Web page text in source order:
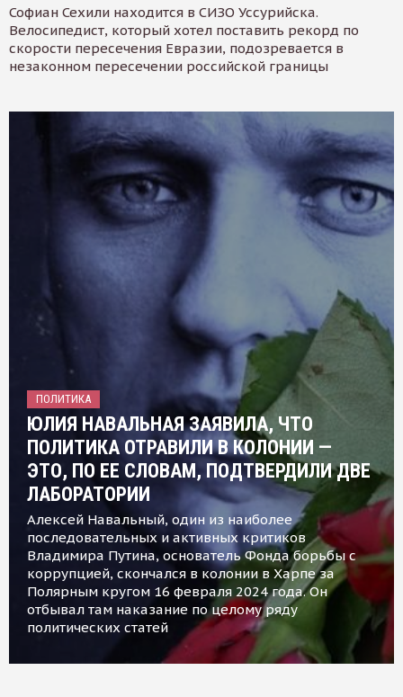
Софиан Сехили находится в СИЗО Уссурийска.
Велосипедист, который хотел поставить рекорд по
скорости пересечения Евразии, подозревается в
незаконном пересечении российской границы
ПОЛИТИКА
ЮЛИЯ НАВАЛЬНАЯ ЗАЯВИЛА, ЧТО
ПОЛИТИКА ОТРАВИЛИ В КОЛОНИИ —
ЭТО, ПО ЕЕ СЛОВАМ, ПОДТВЕРДИЛИ ДВЕ
ЛАБОРАТОРИИ
Алексей Навальный, один из наиболее
последовательных и активных критиков
Владимира Путина, основатель Фонда борьбы с
коррупцией, скончался в колонии в Харпе за
Полярным кругом 16 февраля 2024 года. Он
отбывал там наказание по целому ряду
политических статей